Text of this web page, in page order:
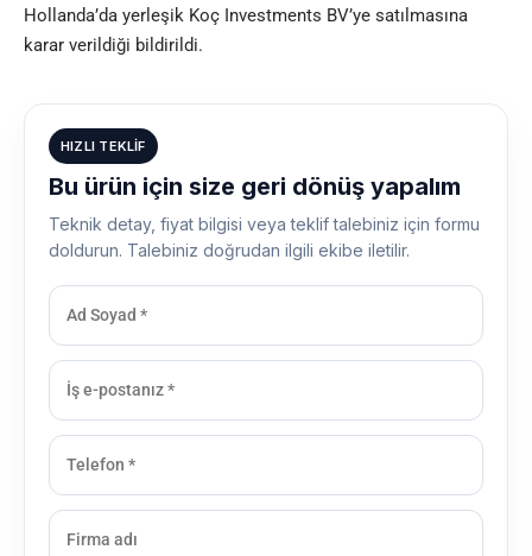
Hollanda’da yerleşik Koç Investments BV’ye satılmasına
karar verildiği bildirildi.
HIZLI TEKLIF
Bu ürün için size geri dönüş yapalım
Teknik detay, fiyat bilgisi veya teklif talebiniz için formu
doldurun. Talebiniz doğrudan ilgili ekibe iletilir.